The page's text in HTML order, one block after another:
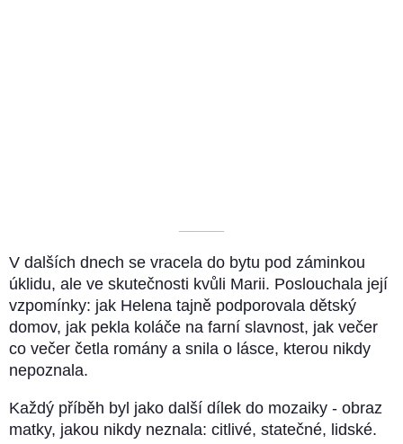
––––––––––
V dalších dnech se vracela do bytu pod záminkou
úklidu, ale ve skutečnosti kvůli Marii. Poslouchala její
vzpomínky: jak Helena tajně podporovala dětský
domov, jak pekla koláče na farní slavnost, jak večer
co večer četla romány a snila o lásce, kterou nikdy
nepoznala.
Každý příběh byl jako další dílek do mozaiky - obraz
matky, jakou nikdy neznala: citlivé, statečné, lidské.